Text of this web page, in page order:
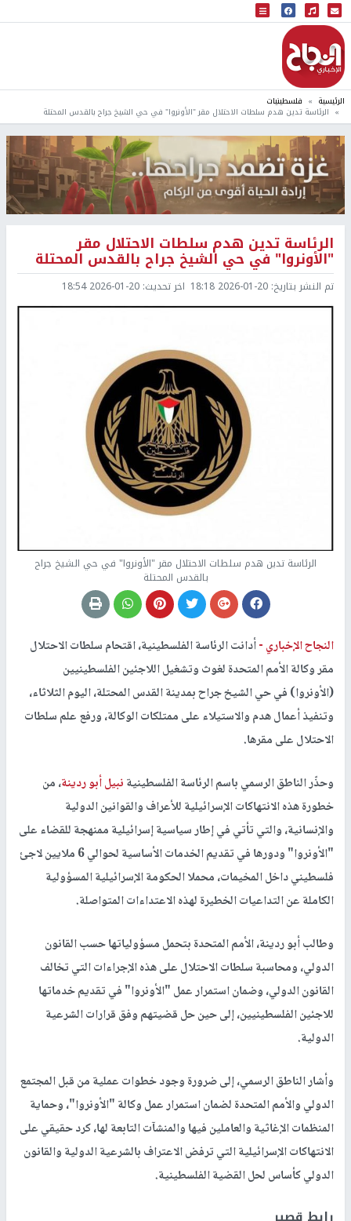
البث المباشر
إذاعة النجاح
الرئيسية فلسطينيات
الرئاسة تدين هدم سلطات الاحتلال مقر "الأونروا" في حي الشيخ جراح بالقدس المحتلة
الرئاسة تدين هدم سلطات الاحتلال مقر
"الأونروا" في حي الشيخ جراح بالقدس المحتلة
تم النشر بتاريخ: 2026-01-20 18:18 اخر تحديث: 2026-01-20 18:54
الرئاسة تدين هدم سلطات الاحتلال مقر "الأونروا" في حي الشيخ جراح
بالقدس المحتلة
النجاح الإخباري -أدانت الرئاسة الفلسطينية، اقتحام سلطات الاحتلال
مقر وكالة الأمم المتحدة لغوث وتشغيل اللاجئين الفلسطينيين
(الأونروا) في حي الشيخ جراح بمدينة القدس المحتلة، اليوم الثلاثاء،
وتنفيذ أعمال هدم والاستيلاء على ممتلكات الوكالة، ورفع علم سلطات
الاحتلال على مقرها.
وحذّر الناطق الرسمي باسم الرئاسة الفلسطينيةنبيل أبو ردينة، من
خطورة هذه الانتهاكات الإسرائيلية للأعراف والقوانين الدولية
والإنسانية، والتي تأتي في إطار سياسية إسرائيلية ممنهجة للقضاء على
"الأونروا" ودورها في تقديم الخدمات الأساسية لحوالي 6 ملايين لاجئ
فلسطيني داخل المخيمات، محملا الحكومة الإسرائيلية المسؤولية
الكاملة عن التداعيات الخطيرة لهذه الاعتداءات المتواصلة.
وطالب أبو ردينة، الأمم المتحدة بتحمل مسؤولياتها حسب القانون
الدولي، ومحاسبة سلطات الاحتلال على هذه الإجراءات التي تخالف
القانون الدولي، وضمان استمرار عمل "الأونروا" في تقديم خدماتها
للاجئين الفلسطينيين، إلى حين حل قضيتهم وفق قرارات الشرعية
الدولية.
وأشار الناطق الرسمي، إلى ضرورة وجود خطوات عملية من قبل المجتمع
الدولي والأمم المتحدة لضمان استمرار عمل وكالة "الأونروا"، وحماية
المنظمات الإغاثية والعاملين فيها والمنشآت التابعة لها، كرد حقيقي على
الانتهاكات الإسرائيلية التي ترفض الاعتراف بالشرعية الدولية والقانون
الدولي كأساس لحل القضية الفلسطينية.